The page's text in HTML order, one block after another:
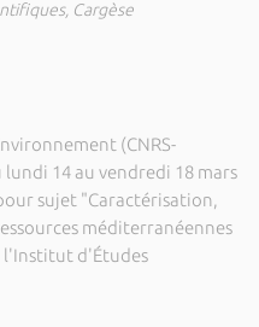
Cargèse
(CNRS-
14 au vendredi 18 mars
sujet "Caractérisation,
méditerranéennes
l'Institut d'Études